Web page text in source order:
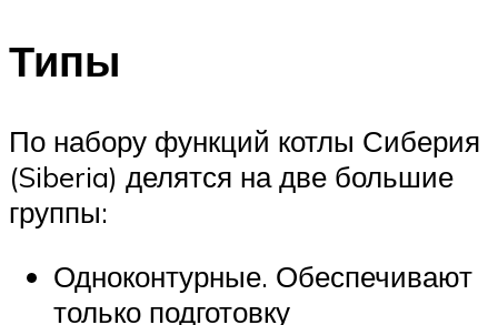
Типы
По набору функций котлы Сиберия
(Siberia) делятся на две большие
группы:
Одноконтурные. Обеспечивают
только подготовку